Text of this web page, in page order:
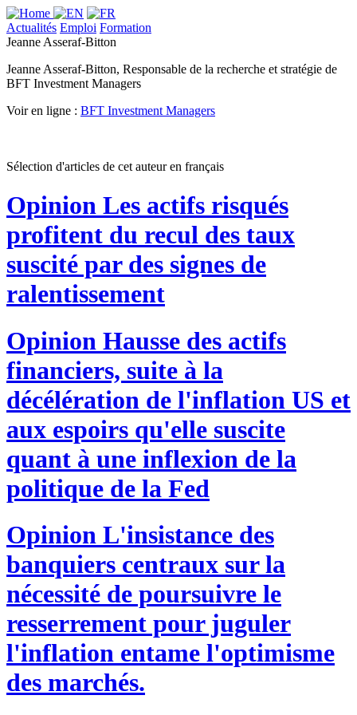
Actualités Emploi Formation
Jeanne Asseraf-Bitton
Jeanne Asseraf-Bitton, Responsable de la recherche et stratégie de
BFT Investment Managers
Voir en ligne : BFT Investment Managers
Sélection d'articles de cet auteur en français
Opinion Les actifs risqués
profitent du recul des taux
suscité par des signes de
ralentissement
Opinion Hausse des actifs
financiers, suite à la
décélération de l'inflation US et
aux espoirs qu'elle suscite
quant à une inflexion de la
politique de la Fed
Opinion L'insistance des
banquiers centraux sur la
nécessité de poursuivre le
resserrement pour juguler
l'inflation entame l'optimisme
des marchés.